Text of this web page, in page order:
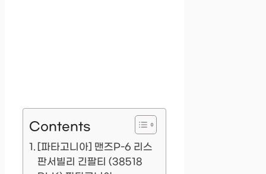
Contents
[파타고니아] 맨즈P-6 리스
판서빌리 긴팔티 (38518